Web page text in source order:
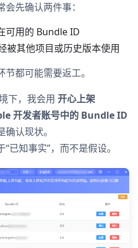
先确认两件事：
可用的 Bundle ID
被其他项目或历史版本使用
都可能需要返工。
下，我会用 开心上架
开发者账号中的 Bundle ID
认现状。
已知事实”，而不是假设。